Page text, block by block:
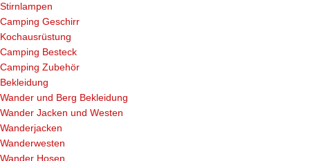
Stirnlampen
Camping Geschirr
Kochausrüstung
Camping Besteck
Camping Zubehör
Bekleidung
Wander und Berg Bekleidung
Wander Jacken und Westen
Wanderjacken
Wanderwesten
Wander Hosen